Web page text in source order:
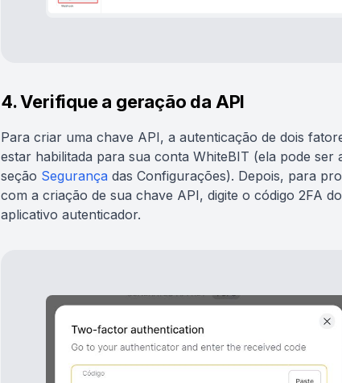
4. Verifique a geração da API
Para criar uma chave API, a autenticação de dois
estar habilitada para sua conta WhiteBIT (ela pode ser
seção Segurança das Configurações). Depois, para
com a criação de sua chave API, digite o código 2FA
aplicativo autenticador.